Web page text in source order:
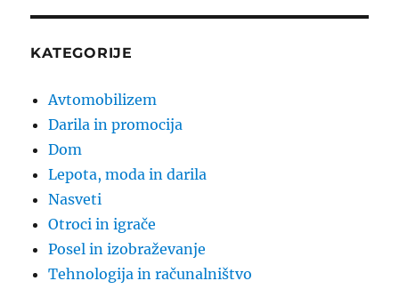
KATEGORIJE
Avtomobilizem
Darila in promocija
Dom
Lepota, moda in darila
Nasveti
Otroci in igrače
Posel in izobraževanje
Tehnologija in računalništvo